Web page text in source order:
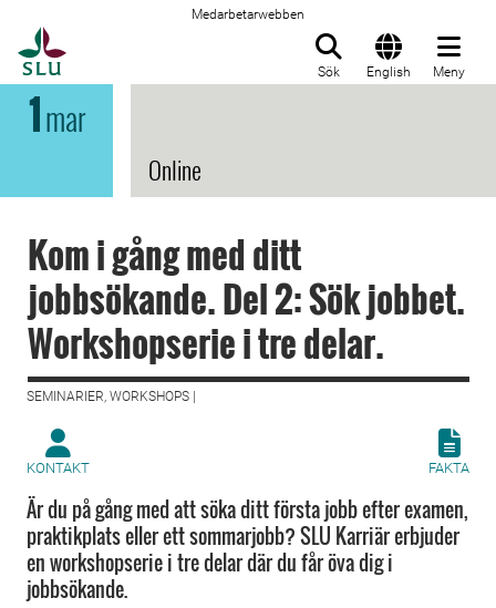
Medarbetarwebben
Sök English Meny
1mar
Online
Kom i gång med ditt
jobbsökande. Del 2: Sök jobbet.
Workshopserie i tre delar.
SEMINARIER, WORKSHOPS |
KONTAKT FAKTA
Är du på gång med att söka ditt första jobb efter examen,
praktikplats eller ett sommarjobb? SLU Karriär erbjuder
en workshopserie i tre delar där du får öva dig i
jobbsökande.